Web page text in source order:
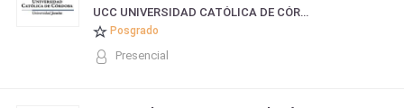
UCC UNIVERSIDAD CATÓLICA DE CÓRDOBA
Posgrado
Presencial